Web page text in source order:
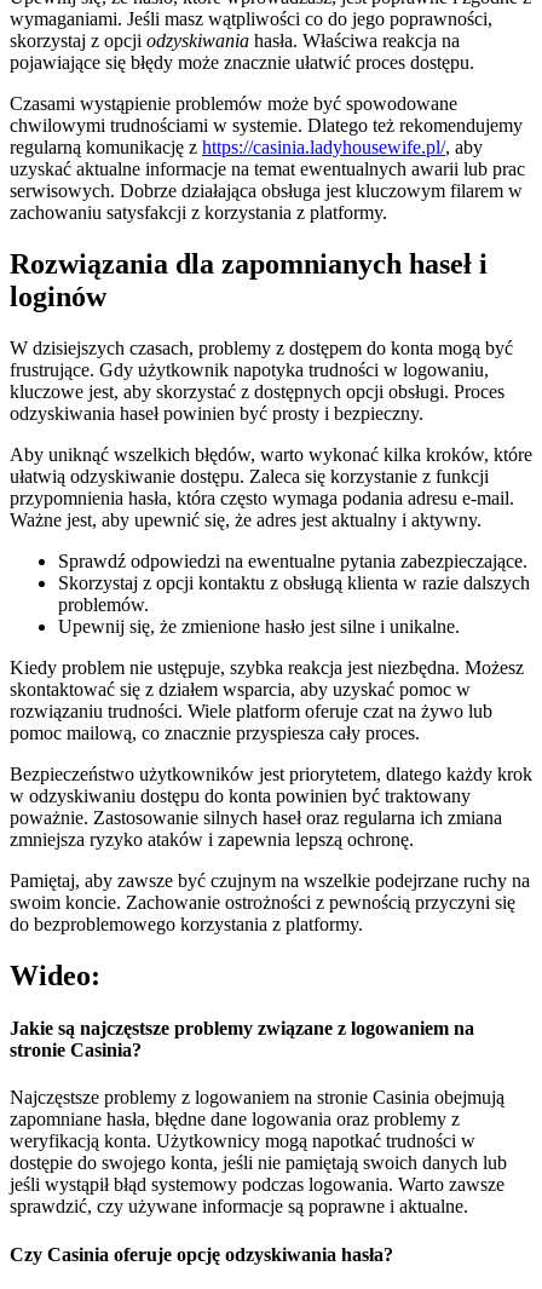
wymaganiami. Jeśli masz wątpliwości co do jego poprawności,
skorzystaj z opcji odzyskiwania hasła. Właściwa reakcja na
pojawiające się błędy może znacznie ułatwić proces dostępu.
Czasami wystąpienie problemów może być spowodowane
chwilowymi trudnościami w systemie. Dlatego też rekomendujemy
regularną komunikację z https://casinia.ladyhousewife.pl/, aby
uzyskać aktualne informacje na temat ewentualnych awarii lub prac
serwisowych. Dobrze działająca obsługa jest kluczowym filarem w
zachowaniu satysfakcji z korzystania z platformy.
Rozwiązania dla zapomnianych haseł i
loginów
W dzisiejszych czasach, problemy z dostępem do konta mogą być
frustrujące. Gdy użytkownik napotyka trudności w logowaniu,
kluczowe jest, aby skorzystać z dostępnych opcji obsługi. Proces
odzyskiwania haseł powinien być prosty i bezpieczny.
Aby uniknąć wszelkich błędów, warto wykonać kilka kroków, które
ułatwią odzyskiwanie dostępu. Zaleca się korzystanie z funkcji
przypomnienia hasła, która często wymaga podania adresu e-mail.
Ważne jest, aby upewnić się, że adres jest aktualny i aktywny.
Sprawdź odpowiedzi na ewentualne pytania zabezpieczające.
Skorzystaj z opcji kontaktu z obsługą klienta w razie dalszych
problemów.
Upewnij się, że zmienione hasło jest silne i unikalne.
Kiedy problem nie ustępuje, szybka reakcja jest niezbędna. Możesz
skontaktować się z działem wsparcia, aby uzyskać pomoc w
rozwiązaniu trudności. Wiele platform oferuje czat na żywo lub
pomoc mailową, co znacznie przyspiesza cały proces.
Bezpieczeństwo użytkowników jest priorytetem, dlatego każdy krok
w odzyskiwaniu dostępu do konta powinien być traktowany
poważnie. Zastosowanie silnych haseł oraz regularna ich zmiana
zmniejsza ryzyko ataków i zapewnia lepszą ochronę.
Pamiętaj, aby zawsze być czujnym na wszelkie podejrzane ruchy na
swoim koncie. Zachowanie ostrożności z pewnością przyczyni się
do bezproblemowego korzystania z platformy.
Wideo:
Jakie są najczęstsze problemy związane z logowaniem na
stronie Casinia?
Najczęstsze problemy z logowaniem na stronie Casinia obejmują
zapomniane hasła, błędne dane logowania oraz problemy z
weryfikacją konta. Użytkownicy mogą napotkać trudności w
dostępie do swojego konta, jeśli nie pamiętają swoich danych lub
jeśli wystąpił błąd systemowy podczas logowania. Warto zawsze
sprawdzić, czy używane informacje są poprawne i aktualne.
Czy Casinia oferuje opcję odzyskiwania hasła?